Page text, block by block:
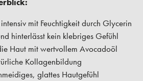
mit Feuchtigkeit durch Glycerin
hinterlässt kein klebriges Gefühl
Haut mit wertvollem Avocadoöl
Kollagenbildung
glattes Hautgefühl